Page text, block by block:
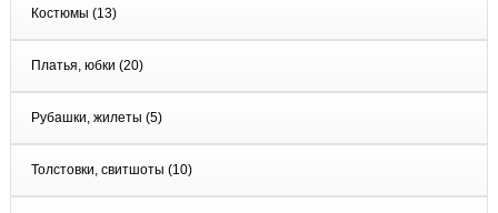
Костюмы (13)
Платья, юбки (20)
Рубашки, жилеты (5)
Толстовки, свитшоты (10)